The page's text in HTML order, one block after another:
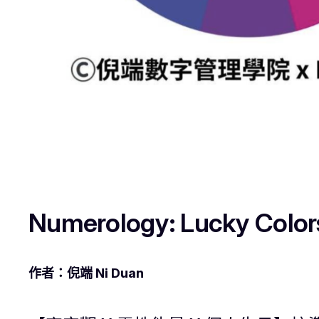
Numerology: Lucky
作者：倪端 Ni Duan